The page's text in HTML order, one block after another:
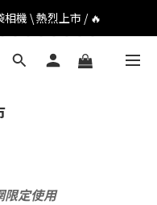
相機 \ 熱烈上市 / 🔥
相機 \ 熱烈上市 / 🔥
機 \ 熱烈上市 / 🔥
限定使用